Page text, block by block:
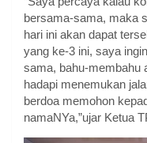
bersama-sama, maka
hari ini akan dapat
yang ke-3 ini, saya
sama, bahu-membahu
hadapi menemukan
berdoa memohon
namaNYa,”ujar Ketua